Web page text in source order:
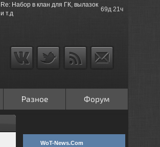
Re: Набор в клан для ГК, вылазок
и т.д
69д 21ч
Разное Форум
WoT-News.Com